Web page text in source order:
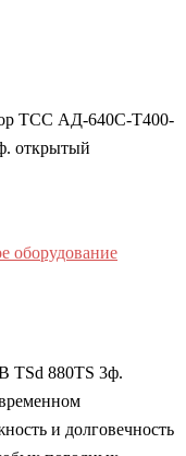
ТСС АД-640С-Т400-
открытый
оборудование
TSd 880TS 3ф.
и долговечность